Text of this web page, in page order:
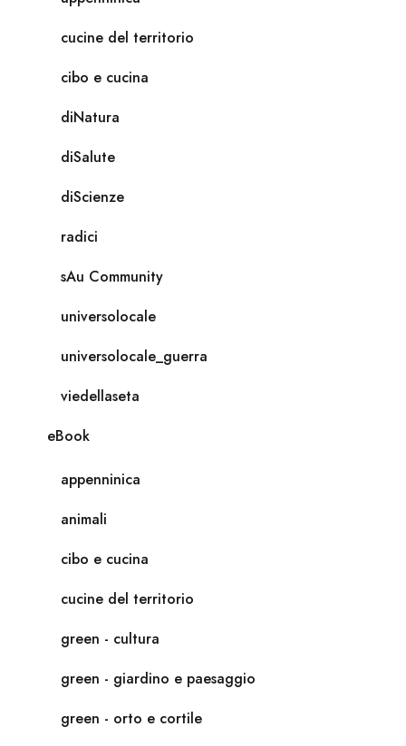
cucine del territorio
cibo e cucina
diNatura
diSalute
diScienze
radici
sAu Community
universolocale
universolocale_guerra
viedellaseta
eBook
appenninica
animali
cibo e cucina
cucine del territorio
green - cultura
green - giardino e paesaggio
green - orto e cortile